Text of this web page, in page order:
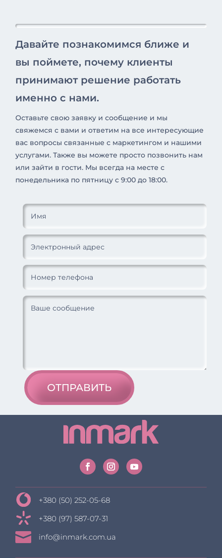
Давайте познакомимся ближе и
вы поймете, почему клиенты
принимают решение работать
именно с нами.
Оставьте свою заявку и сообщение и мы
свяжемся с вами и ответим на все интересующие
вас вопросы связанные с маркетингом и нашими
услугами. Также вы можете просто позвонить нам
или зайти в гости. Мы всегда на месте с
понедельника по пятницу с 9:00 до 18:00.
ОТПРАВИТЬ
+380 (50) 252-05-68
+380 (97) 587-07-31
 info@inmark.com.ua